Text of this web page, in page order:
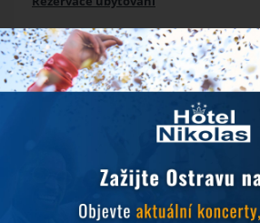
Objevujte Ostravu během svého
Prodlužujeme snídaně během